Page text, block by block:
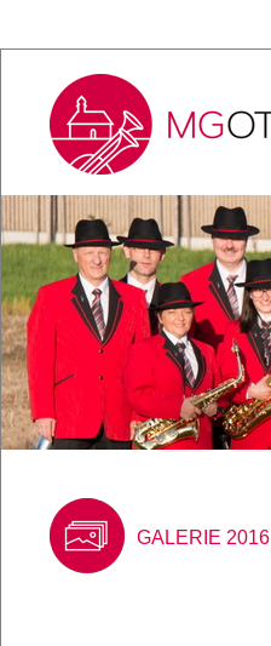
GALERIE 2016